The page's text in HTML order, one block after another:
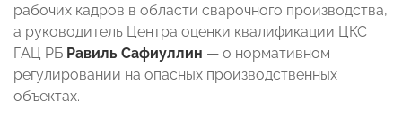
рабочих кадров в области сварочного производства,
а руководитель Центра оценки квалификации ЦКС
ГАЦ РБ Равиль Сафиуллин — о нормативном
регулировании на опасных производственных
объектах.